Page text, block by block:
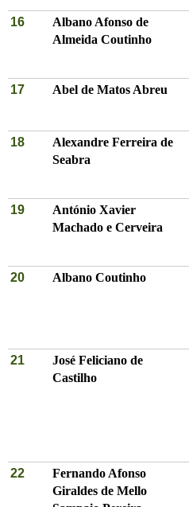
16
Albano Afonso de
Almeida Coutinho
17 Abel de Matos Abreu
18
Alexandre Ferreira de
Seabra
19
António Xavier
Machado e Cerveira
20 Albano Coutinho
21
José Feliciano de
Castilho
22
Fernando Afonso
Giraldes de Mello